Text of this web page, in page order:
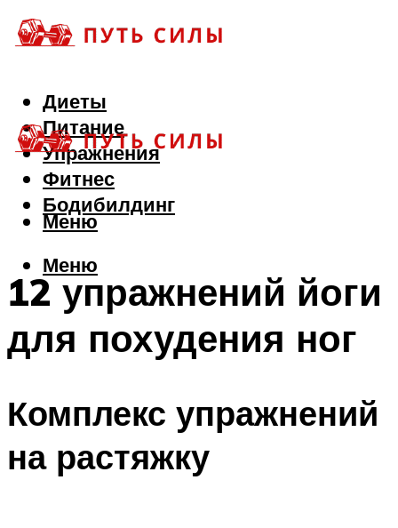
Диеты
Питание
Упражнения
Фитнес
Бодибилдинг
Меню
Меню
12 упражнений йоги
для похудения ног
Комплекс упражнений
на растяжку